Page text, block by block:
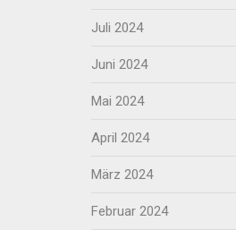
Juli 2024
Juni 2024
Mai 2024
April 2024
März 2024
Februar 2024